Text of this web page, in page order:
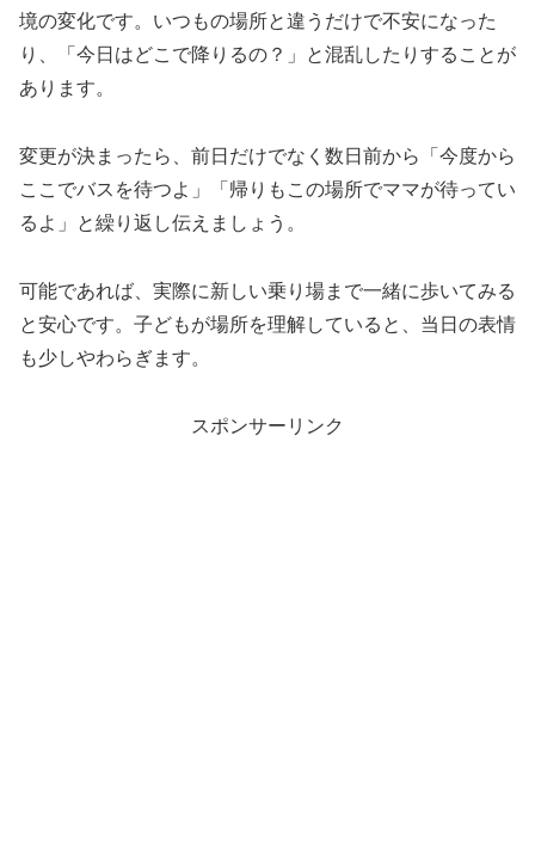
境の変化です。いつもの場所と違うだけで不安になった
り、「今日はどこで降りるの？」と混乱したりすることが
あります。
変更が決まったら、前日だけでなく数日前から「今度から
ここでバスを待つよ」「帰りもこの場所でママが待ってい
るよ」と繰り返し伝えましょう。
可能であれば、実際に新しい乗り場まで一緒に歩いてみる
と安心です。子どもが場所を理解していると、当日の表情
も少しやわらぎます。
スポンサーリンク